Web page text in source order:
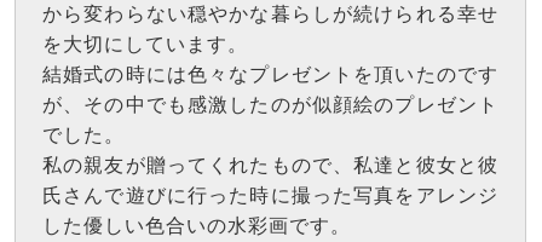
から変わらない穏やかな暮らしが続けられる幸せ
を大切にしています。
結婚式の時には色々なプレゼントを頂いたのです
が、その中でも感激したのが似顔絵のプレゼント
でした。
私の親友が贈ってくれたもので、私達と彼女と彼
氏さんで遊びに行った時に撮った写真をアレンジ
した優しい色合いの水彩画です。